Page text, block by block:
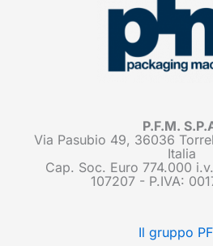
P.F.M.
Via Pasubio 49, 36036
Italia
Cap. Soc. Euro 774.000
107207 - P.IVA:
Il gruppo